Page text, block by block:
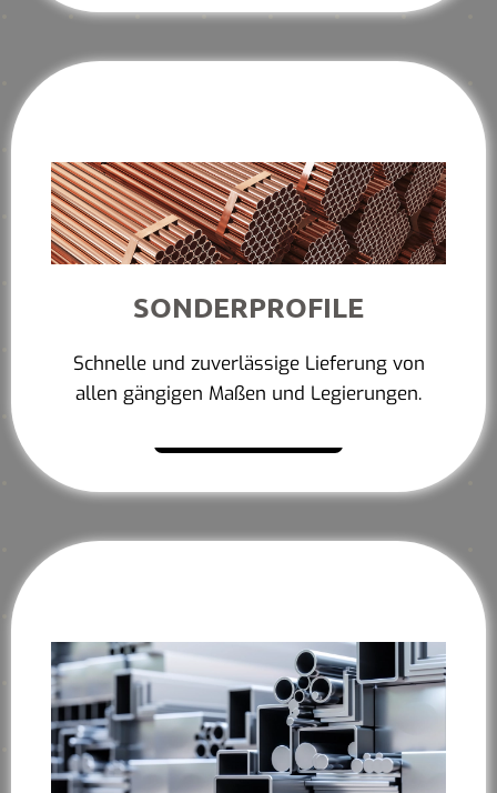
SONDERPROFILE
Schnelle und zuverlässige Lieferung von
allen gängigen Maßen und Legierungen.